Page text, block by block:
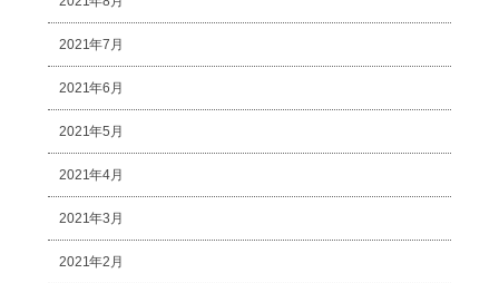
2021年7月
2021年6月
2021年5月
2021年4月
2021年3月
2021年2月